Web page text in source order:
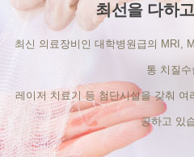
최선을 다하
최신 의료장비인 대학병원급의 MRI,
통 치질수
레이저 치료기 등 첨단시설을 갖춰 여
공하고 있